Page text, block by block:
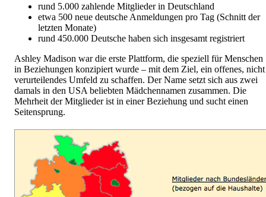
rund 5.000 zahlende Mitglieder in Deutschland
etwa 500 neue deutsche Anmeldungen pro Tag (Schnitt der
letzten Monate)
rund 450.000 Deutsche haben sich insgesamt registriert
Ashley Madison war die erste Plattform, die speziell für Menschen
in Beziehungen konzipiert wurde – mit dem Ziel, ein offenes, nicht
verurteilendes Umfeld zu schaffen. Der Name setzt sich aus zwei
damals in den USA beliebten Mädchennamen zusammen. Die
Mehrheit der Mitglieder ist in einer Beziehung und sucht einen
Seitensprung.